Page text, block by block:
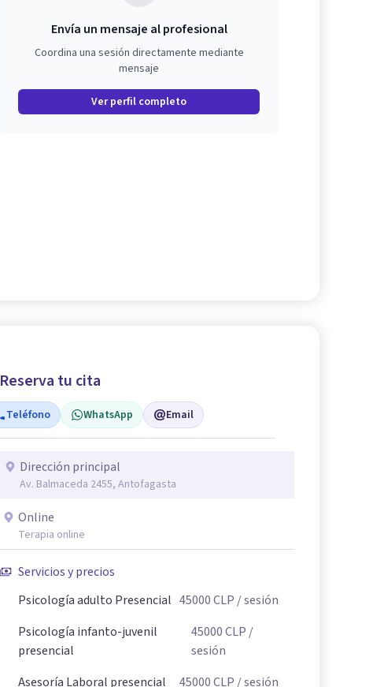
Envía un mensaje al profesional
Coordina una sesión directamente mediante
mensaje
Ver perfil completo
Reserva tu cita
Teléfono WhatsApp Email
Dirección principal
Av. Balmaceda 2455, Antofagasta
Online
Terapia online
Servicios y precios
Psicología adulto Presencial 45000CLP/ sesión
Psicología infanto-juvenil
presencial
45000CLP/
sesión
Asesoría Laboral presencial
45000CLP / sesión